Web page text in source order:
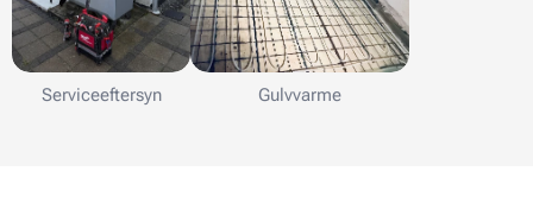
Serviceeftersyn Gulvvarme